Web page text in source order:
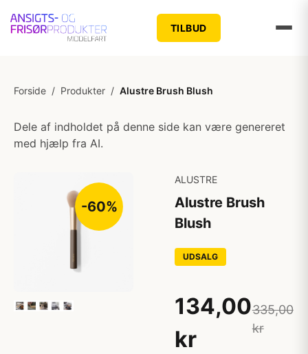
TILBUD
Forside / Produkter / Alustre Brush Blush
Dele af indholdet på denne side kan være genereret
med hjælp fra AI.
-60%
ALUSTRE
Alustre Brush
Blush
UDSALG
134,00
kr
335,00
kr